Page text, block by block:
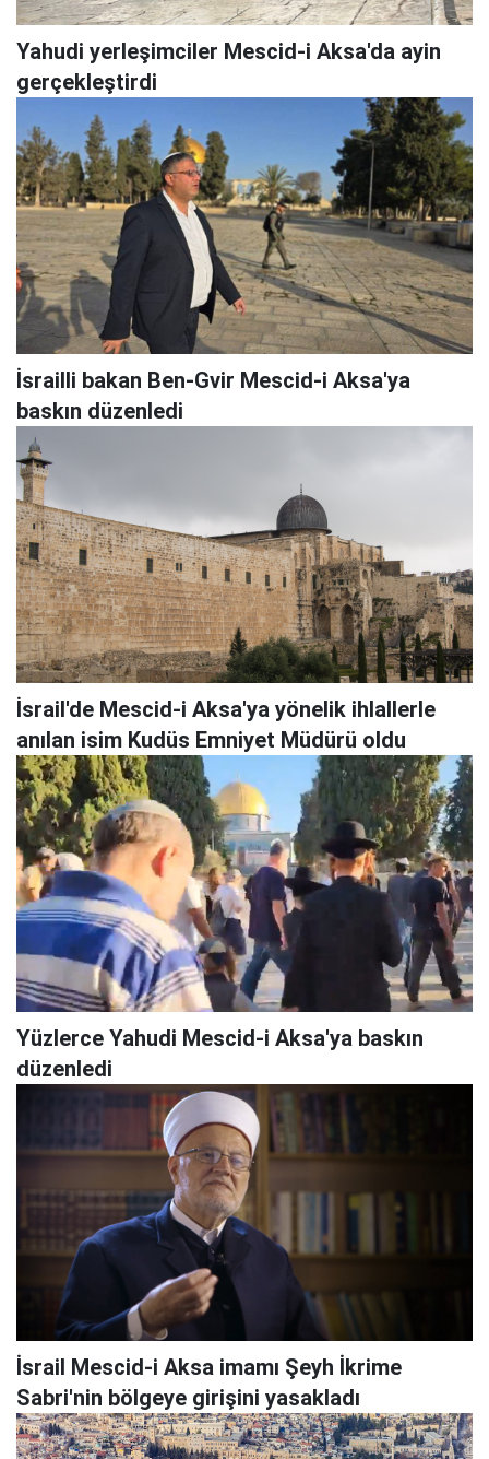
Yahudi yerleşimciler Mescid-i Aksa'da ayin
gerçekleştirdi
İsrailli bakan Ben-Gvir Mescid-i Aksa'ya
baskın düzenledi
İsrail'de Mescid-i Aksa'ya yönelik ihlallerle
anılan isim Kudüs Emniyet Müdürü oldu
Yüzlerce Yahudi Mescid-i Aksa'ya baskın
düzenledi
İsrail Mescid-i Aksa imamı Şeyh İkrime
Sabri'nin bölgeye girişini yasakladı